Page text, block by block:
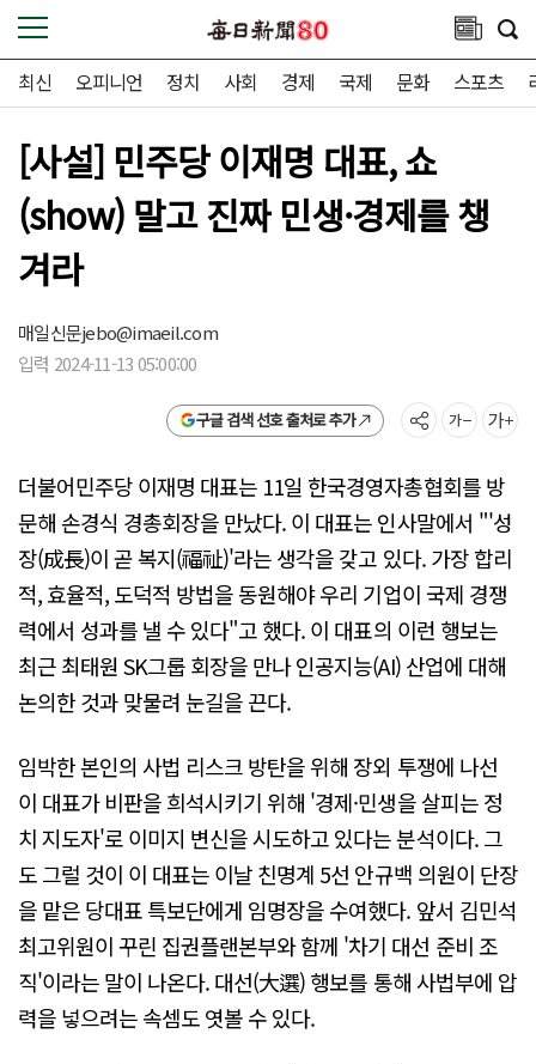
최신 오피니언 정치 사회 경제 국제 문화 스포츠
[사설] 민주당 이재명 대표, 쇼
(show) 말고 진짜 민생·경제를 챙
겨라
매일신문jebo@imaeil.com
입력 2024-11-13 05:00:00
구글 검색 선호 출처로 추가
더불어민주당 이재명 대표는 11일 한국경영자총협회를 방
문해 손경식 경총회장을 만났다. 이 대표는 인사말에서 "'성
장(成長)이 곧 복지(福祉)'라는 생각을 갖고 있다. 가장 합리
적, 효율적, 도덕적 방법을 동원해야 우리 기업이 국제 경쟁
력에서 성과를 낼 수 있다"고 했다. 이 대표의 이런 행보는
최근 최태원 SK그룹 회장을 만나 인공지능(AI) 산업에 대해
논의한 것과 맞물려 눈길을 끈다.
임박한 본인의 사법 리스크 방탄을 위해 장외 투쟁에 나선
이 대표가 비판을 희석시키기 위해 '경제·민생을 살피는 정
치 지도자'로 이미지 변신을 시도하고 있다는 분석이다. 그
도 그럴 것이 이 대표는 이날 친명계 5선 안규백 의원이 단장
을 맡은 당대표 특보단에게 임명장을 수여했다. 앞서 김민석
최고위원이 꾸린 집권플랜본부와 함께 '차기 대선 준비 조
직'이라는 말이 나온다. 대선(大選) 행보를 통해 사법부에 압
력을 넣으려는 속셈도 엿볼 수 있다.